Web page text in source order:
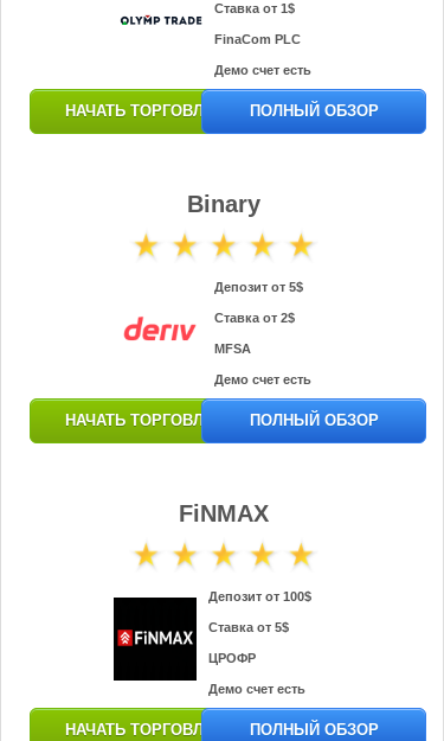
Ставка от 1$
FinaCom PLC
Демо счет есть
НАЧАТЬ ТОРГОВЛЮ ПОЛНЫЙ ОБЗОР
Binary
Депозит от 5$
Ставка от 2$
MFSA
Демо счет есть
НАЧАТЬ ТОРГОВЛЮ ПОЛНЫЙ ОБЗОР
FiNMAX
Депозит от 100$
Ставка от 5$
ЦРОФР
Демо счет есть
НАЧАТЬ ТОРГОВЛЮ ПОЛНЫЙ ОБЗОР